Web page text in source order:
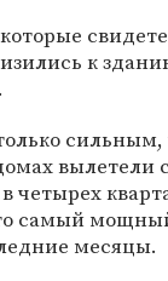
к
сильным,
самый
месяцы.